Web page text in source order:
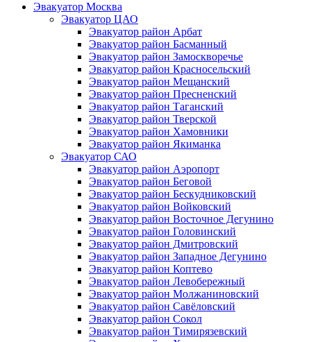
Эвакуатор Москва
Эвакуатор ЦАО
Эвакуатор район Арбат
Эвакуатор район Басманный
Эвакуатор район Замоскворечье
Эвакуатор район Красносельский
Эвакуатор район Мещанский
Эвакуатор район Пресненский
Эвакуатор район Таганский
Эвакуатор район Тверской
Эвакуатор район Хамовники
Эвакуатор район Якиманка
Эвакуатор САО
Эвакуатор район Аэропорт
Эвакуатор район Беговой
Эвакуатор район Бескудниковский
Эвакуатор район Войковский
Эвакуатор район Восточное Дегунино
Эвакуатор район Головинский
Эвакуатор район Дмитровский
Эвакуатор район Западное Дегунино
Эвакуатор район Коптево
Эвакуатор район Левобережный
Эвакуатор район Молжаниновский
Эвакуатор район Савёловский
Эвакуатор район Сокол
Эвакуатор район Тимирязевский